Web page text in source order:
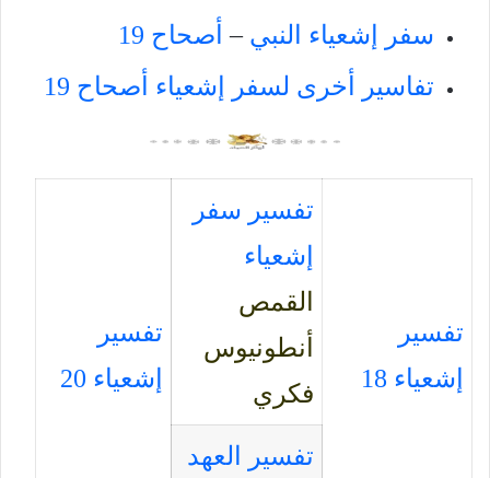
سفر إشعياء النبي – أصحاح 19
تفاسير أخرى لسفر إشعياء أصحاح 19
تفسير
إشعياء 18
تفسير سفر
إشعياء
القمص
أنطونيوس
فكري
تفسير
إشعياء 20
تفسير العهد